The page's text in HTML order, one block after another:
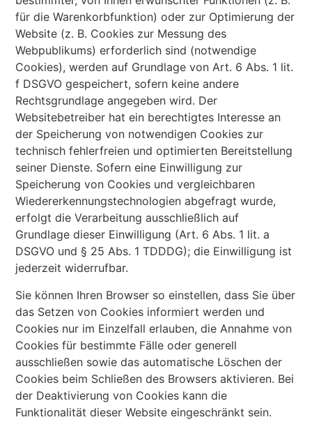
für die Warenkorbfunktion) oder zur Optimierung der
Website (z. B. Cookies zur Messung des
Webpublikums) erforderlich sind (notwendige
Cookies), werden auf Grundlage von Art. 6 Abs. 1 lit.
f DSGVO gespeichert, sofern keine andere
Rechtsgrundlage angegeben wird. Der
Websitebetreiber hat ein berechtigtes Interesse an
der Speicherung von notwendigen Cookies zur
technisch fehlerfreien und optimierten Bereitstellung
seiner Dienste. Sofern eine Einwilligung zur
Speicherung von Cookies und vergleichbaren
Wiedererkennungstechnologien abgefragt wurde,
erfolgt die Verarbeitung ausschließlich auf
Grundlage dieser Einwilligung (Art. 6 Abs. 1 lit. a
DSGVO und § 25 Abs. 1 TDDDG); die Einwilligung ist
jederzeit widerrufbar.
Sie können Ihren Browser so einstellen, dass Sie über
das Setzen von Cookies informiert werden und
Cookies nur im Einzelfall erlauben, die Annahme von
Cookies für bestimmte Fälle oder generell
ausschließen sowie das automatische Löschen der
Cookies beim Schließen des Browsers aktivieren. Bei
der Deaktivierung von Cookies kann die
Funktionalität dieser Website eingeschränkt sein.